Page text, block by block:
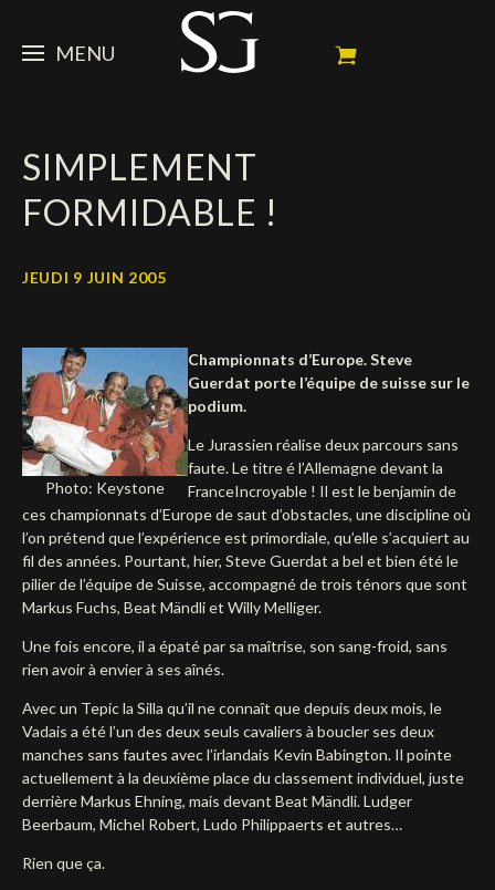
MENU
Portrait
Palmarès
Ambassadeur
ACTUALITÉ
News
Dossiers
Prochains concours
Résultats
Galeries photos
Vidéos
Contacts médias
CHEVAUX
Mes chevaux de concours
Etalon reproducteur
SPONSORS
Sponsors officiels
Partenaires officiels
Autographes
Social Newsroom
SHOP
Français
English
Deutsch
SIMPLEMENT
FORMIDABLE !
JEUDI 9 JUIN 2005
Photo: Keystone
Championnats d’Europe. Steve
Guerdat porte l’équipe de suisse sur le
podium.
Le Jurassien réalise deux parcours sans
faute. Le titre é l’Allemagne devant la
FranceIncroyable ! Il est le benjamin de
ces championnats d’Europe de saut d’obstacles, une discipline où
l’on prétend que l’expérience est primordiale, qu’elle s’acquiert au
fil des années. Pourtant, hier, Steve Guerdat a bel et bien été le
pilier de l’équipe de Suisse, accompagné de trois ténors que sont
Markus Fuchs, Beat Mändli et Willy Melliger.
Une fois encore, il a épaté par sa maîtrise, son sang-froid, sans
rien avoir à envier à ses aînés.
Avec un Tepic la Silla qu’il ne connaît que depuis deux mois, le
Vadais a été l’un des deux seuls cavaliers à boucler ses deux
manches sans fautes avec l’irlandais Kevin Babington. Il pointe
actuellement à la deuxième place du classement individuel, juste
derrière Markus Ehning, mais devant Beat Mändli. Ludger
Beerbaum, Michel Robert, Ludo Philippaerts et autres…
Rien que ça.